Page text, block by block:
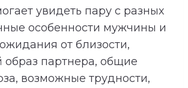
увидеть пару с разных
особенности мужчины и
от близости,
образ партнера, общие
возможные трудности,